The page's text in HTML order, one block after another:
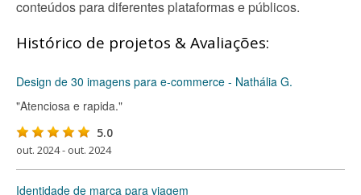
conteúdos para diferentes plataformas e públicos.
Histórico de projetos & Avaliações:
Design de 30 imagens para e-commerce - Nathália G.
"Atenciosa e rapida."
5.0
out. 2024 - out. 2024
Identidade de marca para viagem